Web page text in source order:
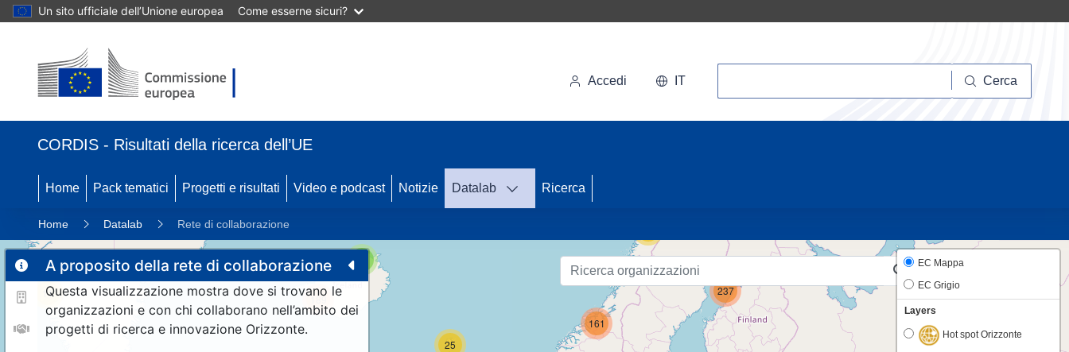
Un sito ufficiale dell’Unione europea Come esserne sicuri?
Accedi IT Cerca
CORDIS - Risultati della ricerca dell’UE
Home Pack tematici Progetti e risultati Video e podcast Notizie Datalab Ricerca
Home Datalab Rete di collaborazione
A proposito della rete di collaborazione
Questa visualizzazione mostra dove si trovano le
organizzazioni e con chi collaborano nell’ambito dei
progetti di ricerca e innovazione Orizzonte.
11 189
25
161
237
EC Mappa
EC Grigio
Layers
Hot spot Orizzonte